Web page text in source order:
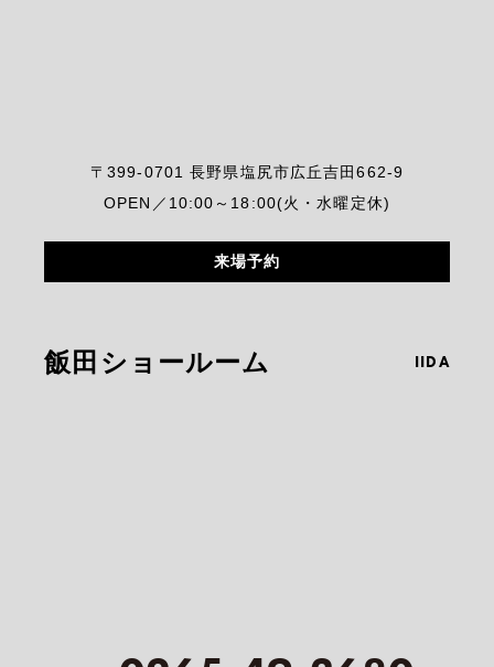
〒399-0701 長野県塩尻市広丘吉田662-9
OPEN／10:00～18:00(火・水曜定休)
来場予約
飯田ショールーム IIDA